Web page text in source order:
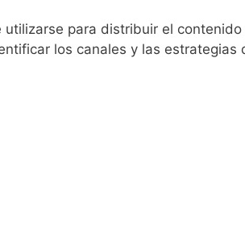
para distribuir el
los canales y las